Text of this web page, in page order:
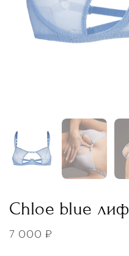
Chloe blue лиф
7 000₽